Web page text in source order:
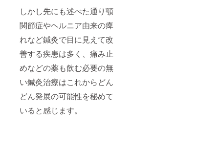
しかし先にも述べた通り顎
関節症やヘルニア由来の痺
れなど鍼灸で目に見えて改
善する疾患は多く、痛み止
めなどの薬も飲む必要の無
い鍼灸治療はこれからどん
どん発展の可能性を秘めて
いると感じます。